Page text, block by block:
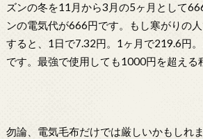
ズンの冬を11月から3月の5ヶ月として
ンの電気代が666円です。もし寒がりの
すると、1日で7.32円。1ヶ月で219.6円
です。最強で使用しても1000円を超える
勿論、電気毛布だけでは厳しいかもしれ